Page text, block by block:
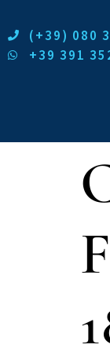
(+39) 080
+39 391